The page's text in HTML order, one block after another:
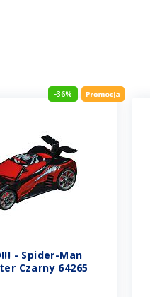
-36%
- Spider-Man
Czarny 64265